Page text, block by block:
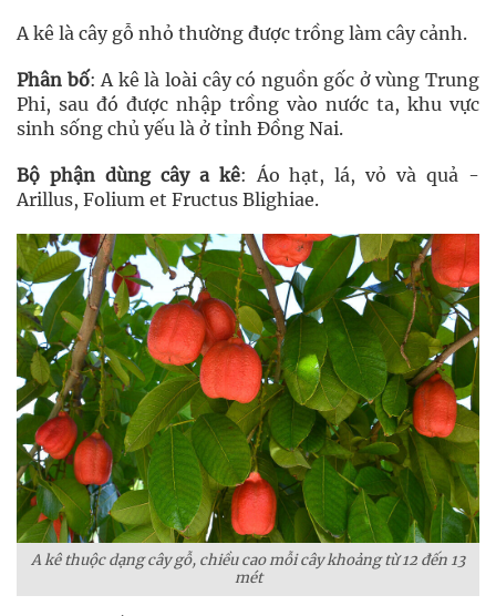
A kê là cây gỗ nhỏ thường được trồng làm cây cảnh.
Phân bố: A kê là loài cây có nguồn gốc ở vùng Trung
Phi, sau đó được nhập trồng vào nước ta, khu vực
sinh sống chủ yếu là ở tỉnh Đồng Nai.
Bộ phận dùng cây a kê: Áo hạt, lá, vỏ và quả -
Arillus, Folium et Fructus Blighiae.
A kê thuộc dạng cây gỗ, chiều cao mỗi cây khoảng từ 12 đến 13
mét